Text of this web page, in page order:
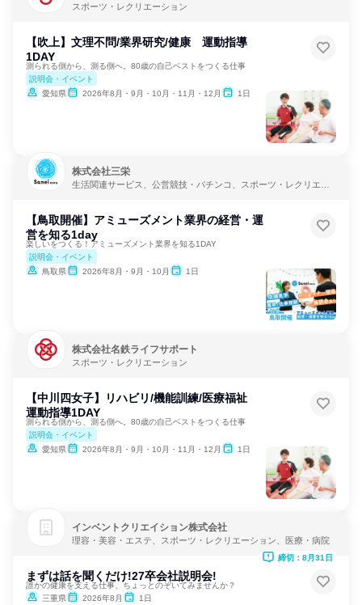
スポーツ・レクリエーション
【吹上】文理不問/業界研究/健康 運動指導
1DAY
測られる側から、測る側へ。80歳の自己ベストをつくる仕事
説明会・イベント
愛知県
2026年8月・9月・10月・11月・12月 1日
株式会社三栄
生活関連サービス、公営競技・パチンコ、スポーツ・レクリエー
【鳥取開催】アミューズメント業界の経営・運
営を知る1day
楽しいをつくる！アミューズメント業界を知る1DAY
説明会・イベント
鳥取県
2026年8月・9月・10月 1日
株式会社名鉄ライフサポート
スポーツ・レクリエーション
【中川四女子】リハビリ/機能訓練/医療福祉
運動指導1DAY
測られる側から、測る側へ。80歳の自己ベストをつくる仕事
説明会・イベント
愛知県
2026年8月・9月・10月・11月・12月 1日
インベントクリエイション株式会社
理容・美容・エステ、スポーツ・レクリエーション、医療・病院
まずは話を聞くだけ!27卒会社説明会!
誰かの健康を支える仕事、ちょっとのぞいてみませんか？
三重県
2026年8月 1日
締切：8月31日